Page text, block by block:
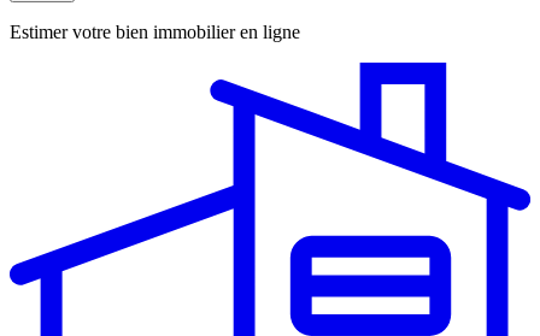
Estimer votre bien immobilier en ligne